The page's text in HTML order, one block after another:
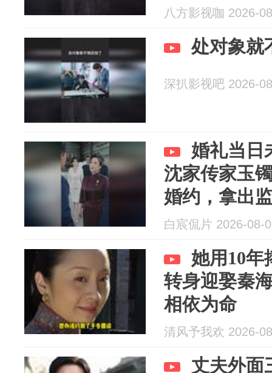
八方影视咖 2026-
处对象就
深扒影视吧 2026-
婚礼当日
沈家传家玉
婚约，拿出
白宸侃片 2026-08-
她用10年
转身迎娶秦
相依为命
清风予我欢 2026-
丈夫外面